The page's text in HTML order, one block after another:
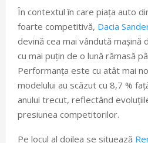
În contextul în care piața auto
foarte competitivă, Dacia
devină cea mai vândută mașină
cu mai puțin de o lună rămasă
Performanța este cu atât mai
modelului au scăzut cu 8,7 %
anului trecut, reflectând
presiunea competitorilor.
Pe locul al doilea se situează